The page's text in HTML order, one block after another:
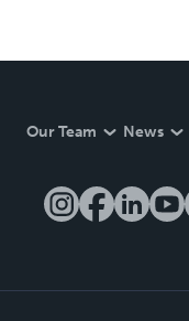
Our Team News